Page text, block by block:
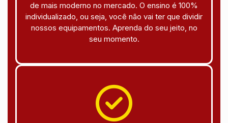
de mais moderno no mercado. O ensino é 100%
individualizado, ou seja, você não vai ter que dividir
nossos equipamentos. Aprenda do seu jeito, no
seu momento.